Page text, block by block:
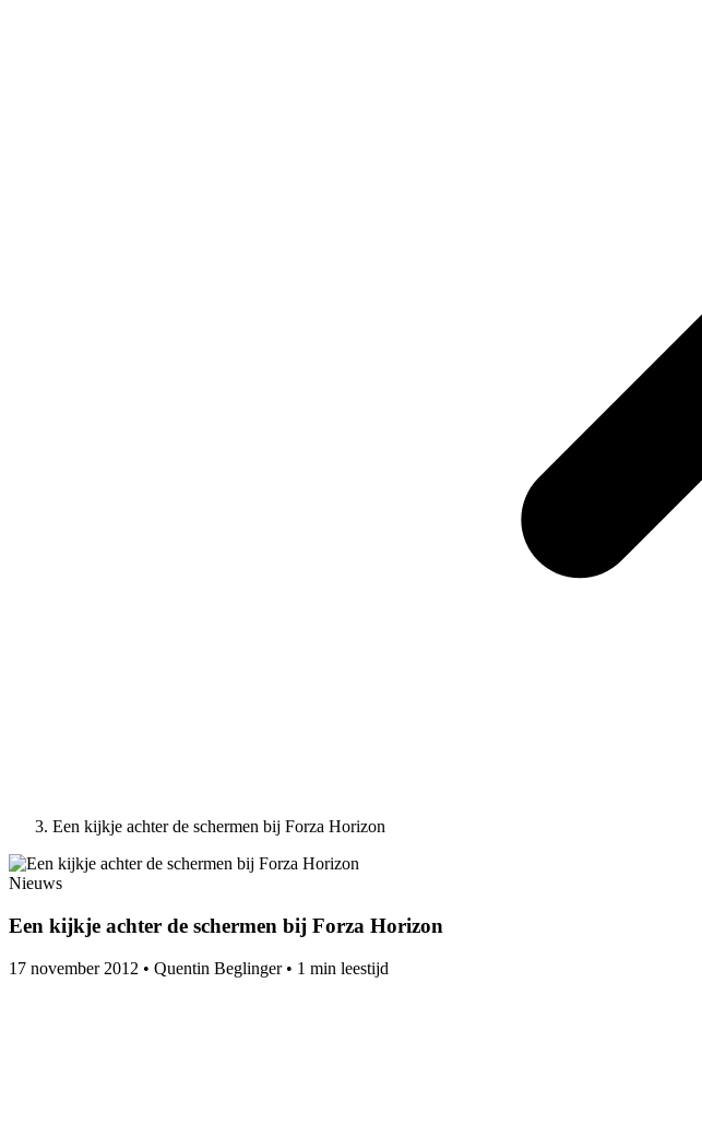
Een kijkje achter de schermen bij Forza Horizon
Nieuws
Een kijkje achter de schermen bij Forza Horizon
17 november 2012 • Quentin Beglinger • 1 min leestijd